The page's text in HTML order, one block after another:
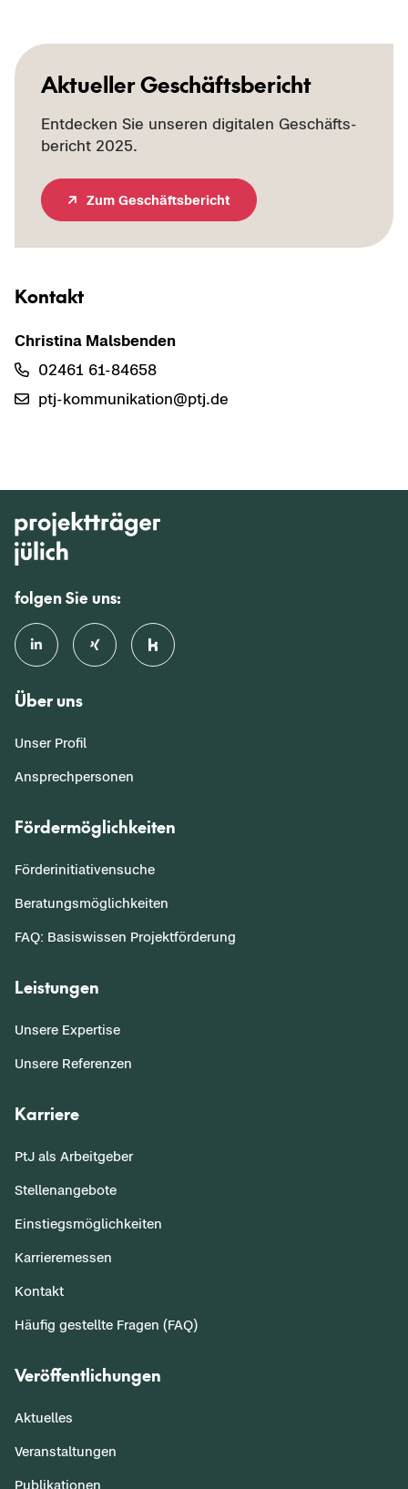
Ak­tu­el­lerGeschäftsbericht
Ent­de­cken Sie un­se­ren di­gi­ta­len Ge­schäfts­
be­richt 2025.
Zum Ge­schäfts­be­richt
Kon­takt
Chris­ti­na Mals­ben­den
02461 61-​84658
ptj-​kommunikation@ptj.de
folgen Sie uns:
Über uns
Unser Profil
Ansprechpersonen
Fördermöglichkeiten
Förderinitiativensuche
Beratungsmöglichkeiten
FAQ: Basiswissen Projektförderung
Leistungen
Unsere Expertise
Unsere Referenzen
Karriere
PtJ als Arbeitgeber
Stellenangebote
Einstiegsmöglichkeiten
Karrieremessen
Kontakt
Häufig gestellte Fragen (FAQ)
Veröffentlichungen
Aktuelles
Veranstaltungen
Publikationen